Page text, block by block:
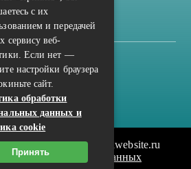
Карта сайта
конфиденциальности
сайта: vilic.ru@mailwebsite.ru
персональных данных
с их
и передачей
сервису веб-
Если нет —
настройки браузера
сайт.
обработки
данных и
cookie
Принять